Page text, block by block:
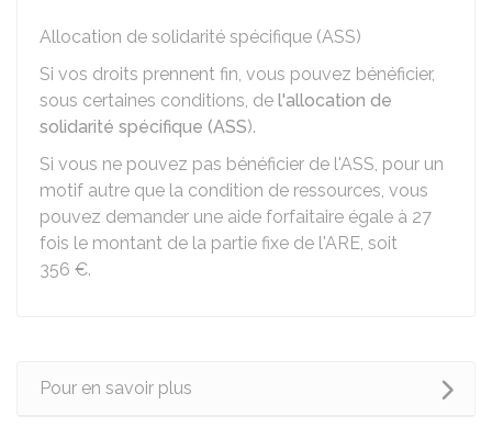
Allocation de solidarité spécifique (ASS)
Si vos droits prennent fin, vous pouvez bénéficier,
sous certaines conditions, de l'allocation de
solidarité spécifique (ASS).
Si vous ne pouvez pas bénéficier de l'ASS, pour un
motif autre que la condition de ressources, vous
pouvez demander une aide forfaitaire égale à 27
fois le montant de la partie fixe de l'ARE, soit
356 €.
Pour en savoir plus